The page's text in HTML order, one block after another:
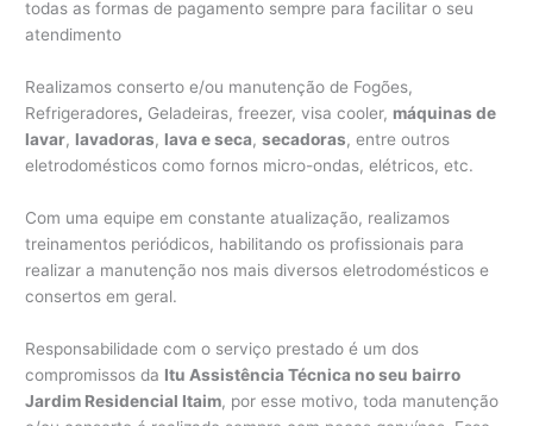
todas as formas de pagamento sempre para facilitar o seu
atendimento
Realizamos conserto e/ou manutenção de Fogões,
Refrigeradores, Geladeiras, freezer, visa cooler, máquinas de
lavar, lavadoras, lava e seca,secadoras, entre outros
eletrodomésticos como fornos micro-ondas, elétricos, etc.
Com uma equipe em constante atualização, realizamos
treinamentos periódicos, habilitando os profissionais para
realizar a manutenção nos mais diversos eletrodomésticos e
consertos em geral.
Responsabilidade com o serviço prestado é um dos
compromissos da Itu Assistência Técnica no seu bairro
Jardim Residencial Itaim, por esse motivo, toda manutenção